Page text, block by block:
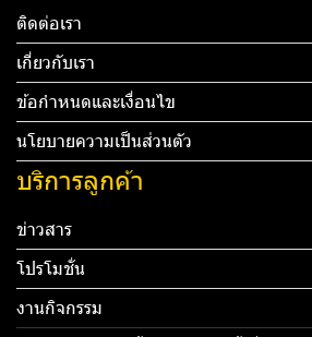
ติดต่อเรา
เกี่ยวกับเรา
ข้อกำหนดและเงื่อนไข
นโยบายความเป็นส่วนตัว
บริการลูกค้า
ข่าวสาร
โปรโมชั่น
งานกิจกรรม